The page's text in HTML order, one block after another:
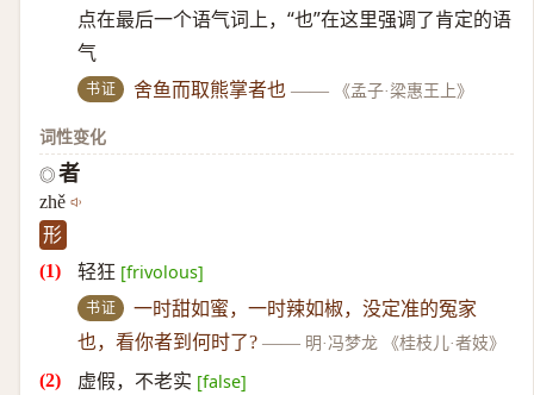
点在最后一个语气词上，“也”在这里强调了肯定的语
气
书证 舍鱼而取熊掌者也 —— 《孟子·梁惠王上》
词性变化
◎ 者
zhě
形
轻狂 [frivolous]
书证
一时甜如蜜，一时辣如椒，没定准的冤家
也，看你者到何时了? —— 明·冯梦龙 《桂枝儿·者妓》
虚假，不老实 [false]